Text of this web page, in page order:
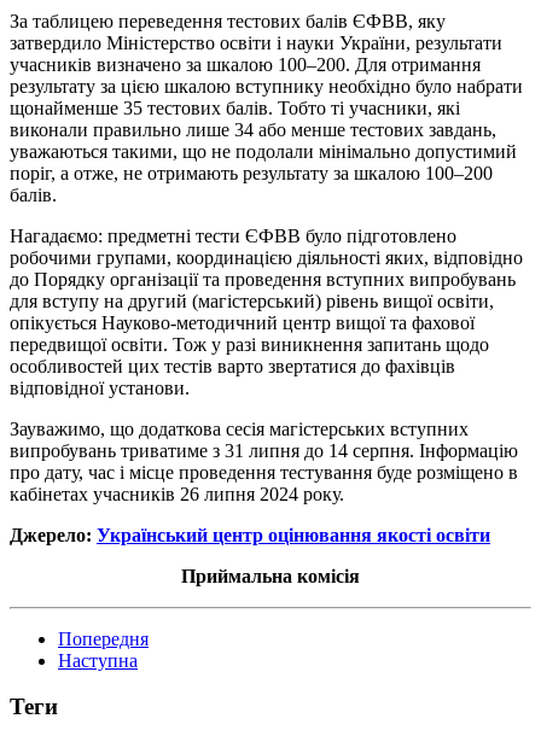
За таблицею переведення тестових балів ЄФВВ, яку
затвердило Міністерство освіти і науки України, результати
учасників визначено за шкалою 100–200. Для отримання
результату за цією шкалою вступнику необхідно було набрати
щонайменше 35 тестових балів. Тобто ті учасники, які
виконали правильно лише 34 або менше тестових завдань,
уважаються такими, що не подолали мінімально допустимий
поріг, а отже, не отримають результату за шкалою 100–200
балів.
Нагадаємо: предметні тести ЄФВВ було підготовлено
робочими групами, координацією діяльності яких, відповідно
до Порядку організації та проведення вступних випробувань
для вступу на другий (магістерський) рівень вищої освіти,
опікується Науково-методичний центр вищої та фахової
передвищої освіти. Тож у разі виникнення запитань щодо
особливостей цих тестів варто звертатися до фахівців
відповідної установи.
Зауважимо, що додаткова сесія магістерських вступних
випробувань триватиме з 31 липня до 14 серпня. Інформацію
про дату, час і місце проведення тестування буде розміщено в
кабінетах учасників 26 липня 2024 року.
Джерело: Український центр оцінювання якості освіти
Приймальна комісія
Попередня
Наступна
Теги